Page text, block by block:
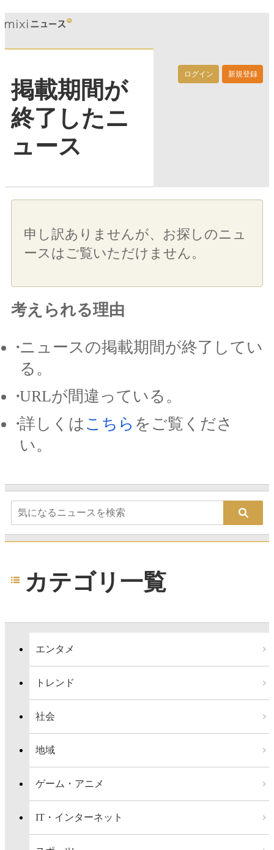
ログイン 新規登録
掲載期間が
終了したニ
ュース
申し訳ありませんが、お探しのニュ
ースはご覧いただけません。
考えられる理由
ニュースの掲載期間が終了してい
る。
URLが間違っている。
詳しくは こちら をご覧くださ
い。
カテゴリ一覧
エンタメ
トレンド
社会
地域
ゲーム・アニメ
IT・インターネット